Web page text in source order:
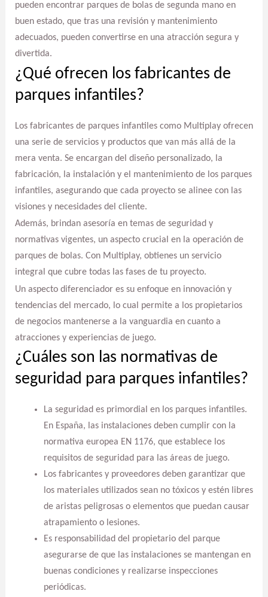
pueden encontrar parques de bolas de segunda mano en
buen estado, que tras una revisión y mantenimiento
adecuados, pueden convertirse en una atracción segura y
divertida.
¿Qué ofrecen los fabricantes de
parques infantiles?
Los fabricantes de parques infantiles como Multiplay ofrecen
una serie de servicios y productos que van más allá de la
mera venta. Se encargan del diseño personalizado, la
fabricación, la instalación y el mantenimiento de los parques
infantiles, asegurando que cada proyecto se alinee con las
visiones y necesidades del cliente.
Además, brindan asesoría en temas de seguridad y
normativas vigentes, un aspecto crucial en la operación de
parques de bolas. Con Multiplay, obtienes un servicio
integral que cubre todas las fases de tu proyecto.
Un aspecto diferenciador es su enfoque en innovación y
tendencias del mercado, lo cual permite a los propietarios
de negocios mantenerse a la vanguardia en cuanto a
atracciones y experiencias de juego.
¿Cuáles son las normativas de
seguridad para parques infantiles?
La seguridad es primordial en los parques infantiles.
En España, las instalaciones deben cumplir con la
normativa europea EN 1176, que establece los
requisitos de seguridad para las áreas de juego.
Los fabricantes y proveedores deben garantizar que
los materiales utilizados sean no tóxicos y estén libres
de aristas peligrosas o elementos que puedan causar
atrapamiento o lesiones.
Es responsabilidad del propietario del parque
asegurarse de que las instalaciones se mantengan en
buenas condiciones y realizarse inspecciones
periódicas.